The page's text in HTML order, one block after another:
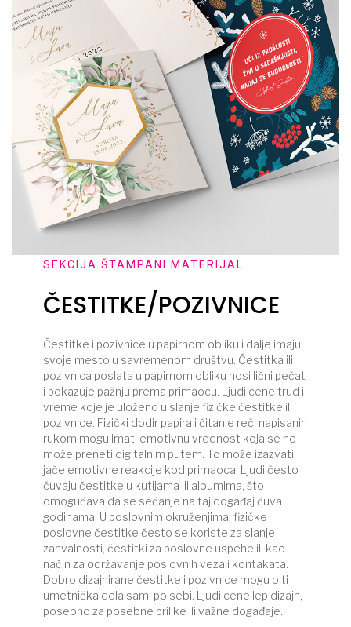
SEKCIJA ŠTAMPANI MATERIJAL
ČESTITKE/POZIVNICE
Čestitke i pozivnice u papirnom obliku i dalje imaju
svoje mesto u savremenom društvu. Čestitka ili
pozivnica poslata u papirnom obliku nosi lični pečat
i pokazuje pažnju prema primaocu. Ljudi cene trud i
vreme koje je uloženo u slanje fizičke čestitke ili
pozivnice. Fizički dodir papira i čitanje reči napisanih
rukom mogu imati emotivnu vrednost koja se ne
može preneti digitalnim putem. To može izazvati
jače emotivne reakcije kod primaoca. Ljudi često
čuvaju čestitke u kutijama ili albumima, što
omogućava da se sećanje na taj događaj čuva
godinama. U poslovnim okruženjima, fizičke
poslovne čestitke često se koriste za slanje
zahvalnosti, čestitki za poslovne uspehe ili kao
način za održavanje poslovnih veza i kontakata.
Dobro dizajnirane čestitke i pozivnice mogu biti
umetnička dela sami po sebi. Ljudi cene lep dizajn,
posebno za posebne prilike ili važne događaje.